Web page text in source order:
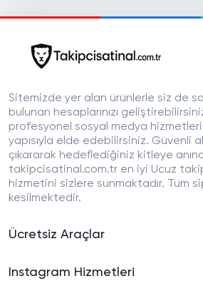
Sitemizde yer alan ürünlerle siz de
bulunan hesaplarınızı
profesyonel sosyal medya
yapısıyla elde edebilirsiniz. Güvenli
çıkararak hedeflediğiniz kitleye
takipcisatinal.com.tr en iyi Ucuz
hizmetini sizlere sunmaktadır. Tüm
kesilmektedir.
Ücretsiz Araçlar
Instagram Hizmetleri